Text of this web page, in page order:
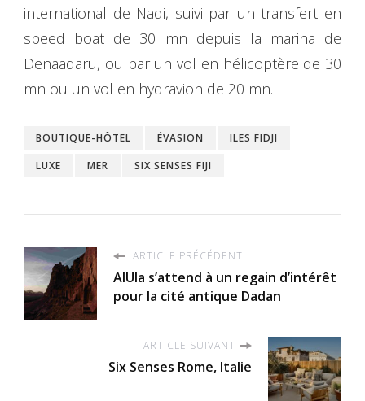
international de Nadi, suivi par un transfert en
speed boat de 30 mn depuis la marina de
Denaadaru, ou par un vol en hélicoptère de 30
mn ou un vol en hydravion de 20 mn.
BOUTIQUE-HÔTEL ÉVASION
ILES FIDJI
LUXE
MER SIX SENSES FIJI
ARTICLE PRÉCÉDENT
AlUla s’attend à un regain d’intérêt
pour la cité antique Dadan
ARTICLE SUIVANT
Six Senses Rome, Italie